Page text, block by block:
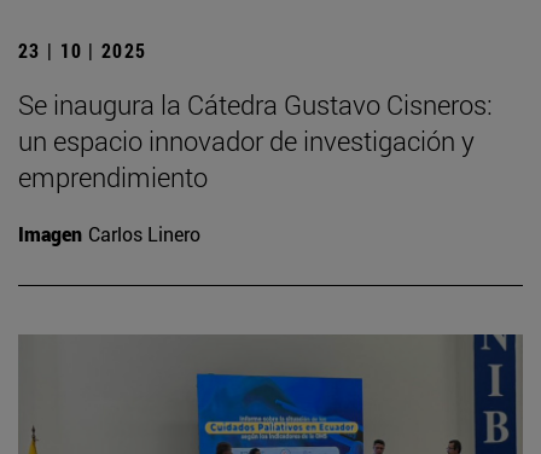
23 | 10 | 2025
Se inaugura la Cátedra Gustavo Cisneros:
un espacio innovador de investigación y
emprendimiento
Imagen Carlos Linero